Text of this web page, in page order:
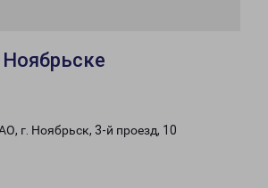
г. Ноябрьск, 3-й проезд, 10